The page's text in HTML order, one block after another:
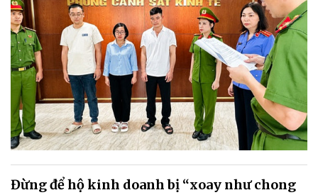
Đừng để hộ kinh doanh bị “xoay như chong